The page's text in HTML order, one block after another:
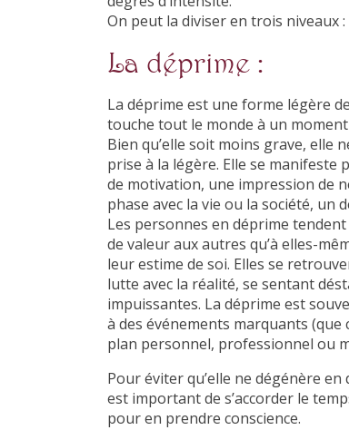
On peut la diviser en trois niveaux
La déprime :
La déprime est une forme légère
touche tout le monde à un
Bien qu’elle soit moins grave, elle
prise à la légère. Elle se manifeste
de motivation, une impression de
phase avec la vie ou la société, un
Les personnes en déprime
de valeur aux autres qu’à elles-
leur estime de soi. Elles se
lutte avec la réalité, se sentant
impuissantes. La déprime est
à des événements marquants (que
plan personnel, professionnel ou
Pour éviter qu’elle ne dégénère en
est important de s’accorder le
pour en prendre conscience.